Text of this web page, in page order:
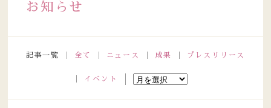
お知らせ
記事一覧 全て ニュース 成果 プレスリリース
イベント